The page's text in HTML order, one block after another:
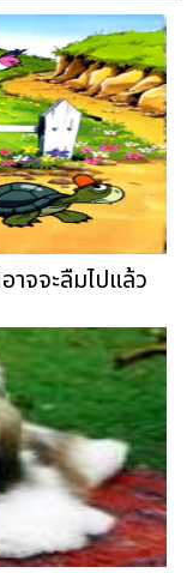
จจะลืมไปแล้ว